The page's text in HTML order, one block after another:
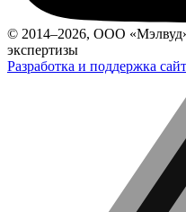
© 2014–2026, ООО
экспертизы
Разработка и поддержка